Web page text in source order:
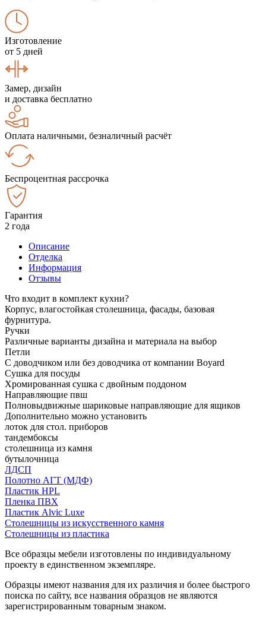
Изготовление
от 5 дней
Замер, дизайн
и доставка бесплатно
Оплата наличными, безналичный расчёт
Беспроцентная рассрочка
Гарантия
2 года
Описание
Отделка
Информация
Отзывы
Что входит в комплект кухни?
Корпус, влагостойкая столешница, фасады, базовая
фурнитура.
Ручки
Различные варианты дизайна и материала на выбор
Петли
С доводчиком или без доводчика от компании Boyard
Сушка для посуды
Хромированная сушка с двойным поддоном
Направляющие пвш
Полновыдвижные шариковые направляющие для ящиков
Дополнительно можно установить
лоток для стол. приборов
тандембоксы
столешница из камня
бутылочница
ЛДСП
Полотно АГТ (МДФ)
Пластик HPL
Пленка ПВХ
Пластик Alvic Luxe
Столешницы из искусственного камня
Столешницы из пластика
Все образцы мебели изготовлены по индивидуальному
проекту в единственном экземпляре.
Образцы имеют названия для их различия и более быстрого
поиска по сайту, все названия образцов не являются
зарегистрированным товарным знаком.